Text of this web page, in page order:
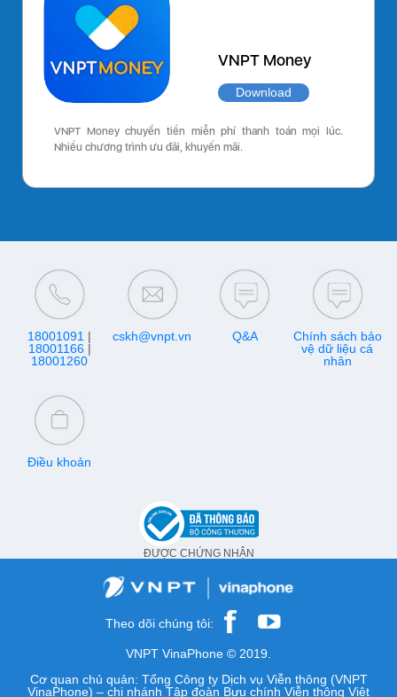
VNPT Money
Download
VNPT Money chuyển tiền miễn phí thanh toán mọi lúc.
Nhiều chương trình ưu đãi, khuyến mãi.
18001091 |
18001166|
18001260
cskh@vnpt.vn Q&A
Chính sách bảo
vệ dữ liệu cá
nhân
Điều khoản
ĐƯỢC CHỨNG NHẬN
Theo dõi chúng tôi:
VNPT VinaPhone © 2019.
Cơ quan chủ quản: Tổng Công ty Dịch vụ Viễn thông (VNPT
VinaPhone) – chi nhánh Tập đoàn Bưu chính Viễn thông Việt